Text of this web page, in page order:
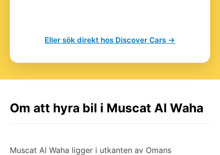
Eller sök direkt hos Discover Cars →
Om att hyra bil i Muscat Al Waha
Muscat Al Waha ligger i utkanten av Omans